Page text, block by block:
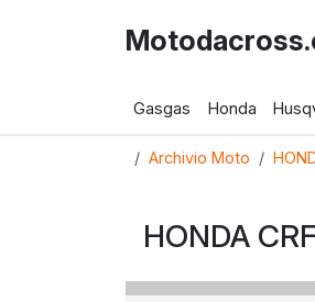
Gasgas Honda
Archivio Moto
HONDA